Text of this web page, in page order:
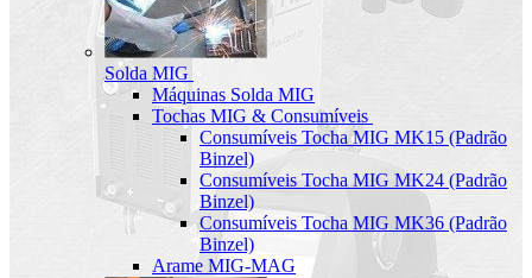
Solda MIG
Máquinas Solda MIG
Tochas MIG & Consumíveis
Consumíveis Tocha MIG MK15 (Padrão
Binzel)
Consumíveis Tocha MIG MK24 (Padrão
Binzel)
Consumíveis Tocha MIG MK36 (Padrão
Binzel)
Arame MIG-MAG